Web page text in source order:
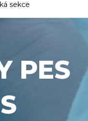
sekce
PES